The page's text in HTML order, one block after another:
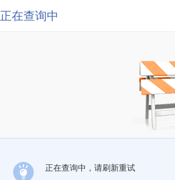
正在查询中
正在查询中，请刷新重试